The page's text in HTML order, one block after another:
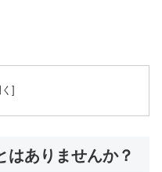
はありませんか？